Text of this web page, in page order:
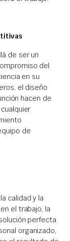
de ser un
del
en su
el diseño
hacen de
de
calidad y la
el trabajo, la
perfecta
organizado,